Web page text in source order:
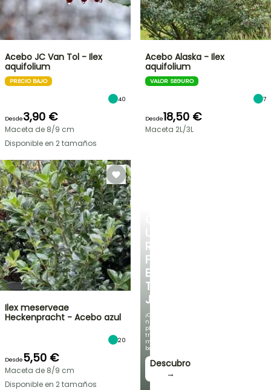
UN
RINCÓN
FRESCO
EN
TU
JARDÍN
¡Con
nuestras
plantas
trepadoras
más
bonitas!
Descubro
→
Acebo JC Van Tol - Ilex
aquifolium
PRECIO BAJO
40
Desde3,90 €
Maceta de 8/9 cm
Disponible en 2 tamaños
Acebo Alaska - Ilex
aquifolium
VALOR SEGURO
7
Desde18,50 €
Maceta 2L/3L
Ilex meserveae
Heckenpracht - Acebo azul
20
Desde5,50 €
Maceta de 8/9 cm
Disponible en 2 tamaños